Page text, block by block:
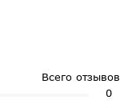
Всего отзывов
0